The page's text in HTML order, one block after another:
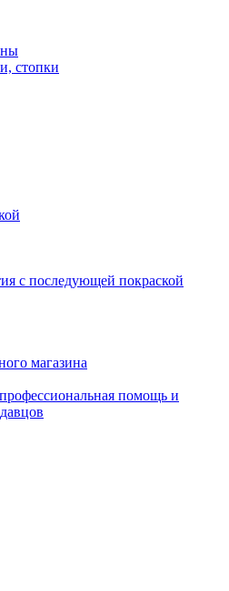
стопки
с последующей покраской
магазина
помощь и